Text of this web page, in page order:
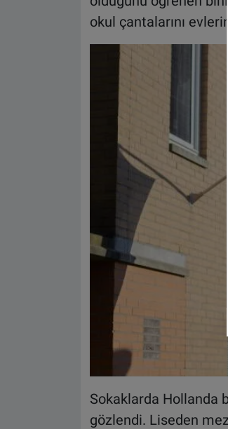
okul çantalarını
Sokaklarda Hollanda
gözlendi. Liseden